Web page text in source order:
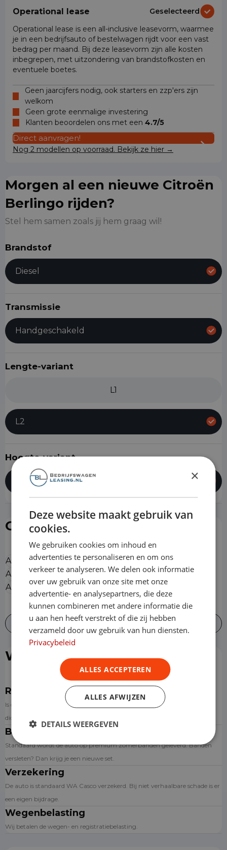
Operational lease
Geselecteerd
Operational lease is een all-inclusive leasevorm, waarmee
je in een bedrijfsauto of bestelwagen rijdt voor een vast
bedrag per maand. Bij deze leasevorm zijn alle kosten
inbegrepen, met uitzondering van brandstofkosten en
eventuele boetes.
Geen jaarcijfers nodig, ook starters en zzp'ers zijn
welkom
Geen grote eenmalige investering
Klanten beoordelen ons met een 4.7/5
Direct aanvragen!
Nog 2 modellen op voorraad. Bekijk ze hier →
Morgen al een nieuwe Citroën
Berlingo rijden?
Stel hem samen zoals jij hem graag wil!
Brandstof
Diesel
Transmissie
Handgeschakeld
Lengte-variant
L1
L2
Hoogte-variant
Opties & toebehoren
Airbag bestuurder Alarmsysteem
Alarmsysteem klasse IAnti-slipregeling
AntiblokkeersysteemAutomatische dimlichten
Alles bekijken
Wat is er inbegrepen?
Reparatie & onderhoud
Is de auto toe aan onderhoud? Dan kun je een afspraak inplannen bij de
dichtstbijzijnde aangesloten garage via de website.
Banden
Standaard wordt de auto op premium zomerbanden geleverd. Banden
versleten? Dan krijg je een nieuwe set.
Verzekering
De auto is standaard WA Casco verzekerd. Bij niet verhaalbare schade is er
een eigen bijdrage.
Wegenbelasting
Wij betalen de wegen- en registratiebelasting.
×
Deze website maakt gebruik van
cookies.
We gebruiken cookies om inhoud en
advertenties te personaliseren en om ons
verkeer te analyseren. We delen ook informatie
over uw gebruik van onze site met onze
advertentie- en analysepartners, die deze
kunnen combineren met andere informatie die
u aan hen heeft verstrekt of die zij hebben
verzameld door uw gebruik van hun diensten.
Privacybeleid
ALLES ACCEPTEREN
ALLES AFWIJZEN
DETAILS WEERGEVEN